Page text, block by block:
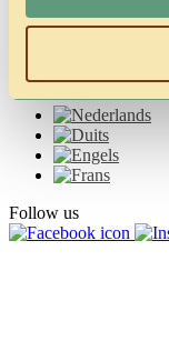
Follow us